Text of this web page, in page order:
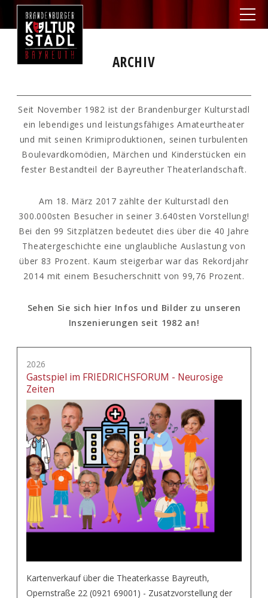
ARCHIV
Seit November 1982 ist der Brandenburger Kulturstadl
ein lebendiges und leistungsfähiges Amateurtheater
und mit seinen Krimiproduktionen, seinen turbulenten
Boulevardkomödien, Märchen und Kinderstücken ein
fester Bestandteil der Bayreuther Theaterlandschaft.
Am 18. März 2017 zählte der Kulturstadl den
300.000sten Besucher in seiner 3.640sten Vorstellung!
Bei den 99 Sitzplätzen bedeutet dies über die 40 Jahre
Theatergeschichte eine unglaubliche Auslastung von
über 83 Prozent. Kaum steigerbar war das Rekordjahr
2014 mit einem Besucherschnitt von 99,76 Prozent.
Sehen Sie sich hier Infos und Bilder zu unseren
Inszenierungen seit 1982 an!
2026
Gastspiel im FRIEDRICHSFORUM - Neurosige
Zeiten
Kartenverkauf über die Theaterkasse Bayreuth,
Opernstraße 22 (0921 69001) - Zusatzvorstellung der